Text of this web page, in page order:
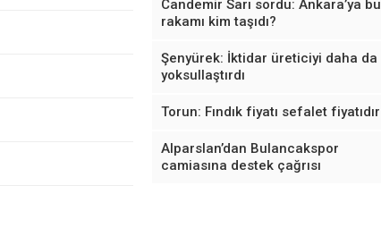
Candemir Sarı sordu: Ankara’ya bu
rakamı kim taşıdı?
Şenyürek: İktidar üreticiyi daha da
yoksullaştırdı
Torun: Fındık fiyatı sefalet fiyatıdır
Alparslan’dan Bulancakspor
camiasına destek çağrısı